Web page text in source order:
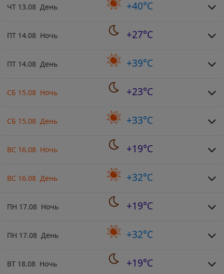
ЧТ 13.08 День +40°C
ПТ 14.08 Ночь +27°C
ПТ 14.08 День +39°C
СБ 15.08 Ночь +23°C
СБ 15.08 День +33°C
ВС 16.08 Ночь +19°C
ВС 16.08 День +32°C
ПН 17.08 Ночь +19°C
ПН 17.08 День +32°C
ВТ 18.08 Ночь +19°C